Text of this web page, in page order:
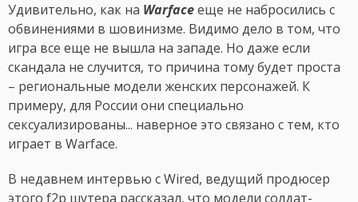
Удивительно, как на Warfaceеще не набросились с
обвинениями в шовинизме. Видимо дело в том, что
игра все еще не вышла на западе. Но даже если
скандала не случится, то причина тому будет проста
– региональные модели женских персонажей. К
примеру, для России они специально
сексуализированы... наверное это связано с тем, кто
играет в Warface.
В недавнем интервью с Wired, ведущий продюсер
этого f2p шутера рассказал, что модели солдат-